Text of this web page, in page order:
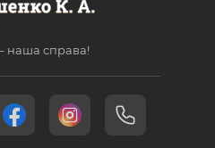
наша справа!